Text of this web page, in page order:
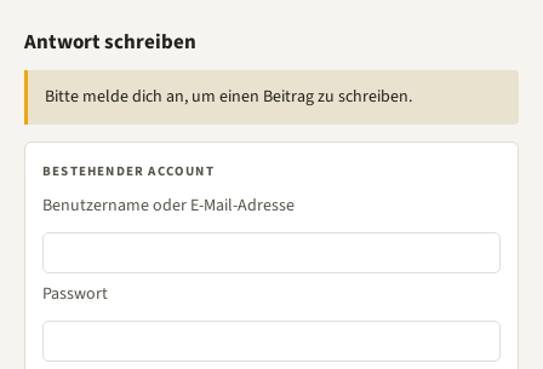
Antwort schreiben
Bitte melde dich an, um einen Beitrag zu schreiben.
BESTEHENDER ACCOUNT
Benutzername oder E-Mail-Adresse
Passwort